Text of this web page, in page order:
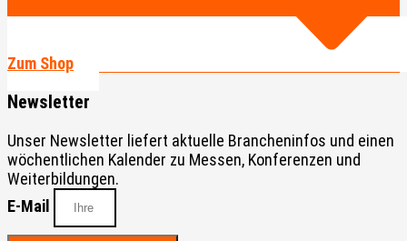
Zum Shop
Newsletter
Unser Newsletter liefert aktuelle Brancheninfos und einen
wöchentlichen Kalender zu Messen, Konferenzen und
Weiterbildungen.
E-Mail